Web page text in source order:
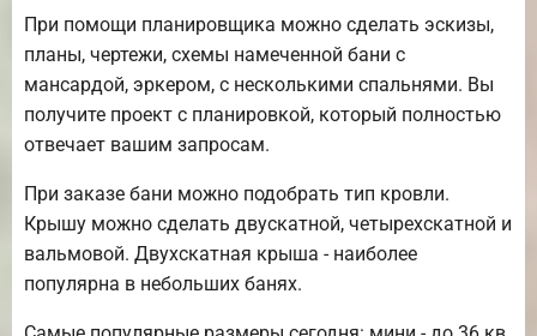
При помощи планировщика можно сделать эскизы,
планы, чертежи, схемы намеченной бани с
мансардой, эркером, с несколькими спальнями. Вы
получите проект с планировкой, который полностью
отвечает вашим запросам.
При заказе бани можно подобрать тип кровли.
Крышу можно сделать двускатной, четырехскатной и
вальмовой. Двухскатная крыша - наиболее
популярна в небольших банях.